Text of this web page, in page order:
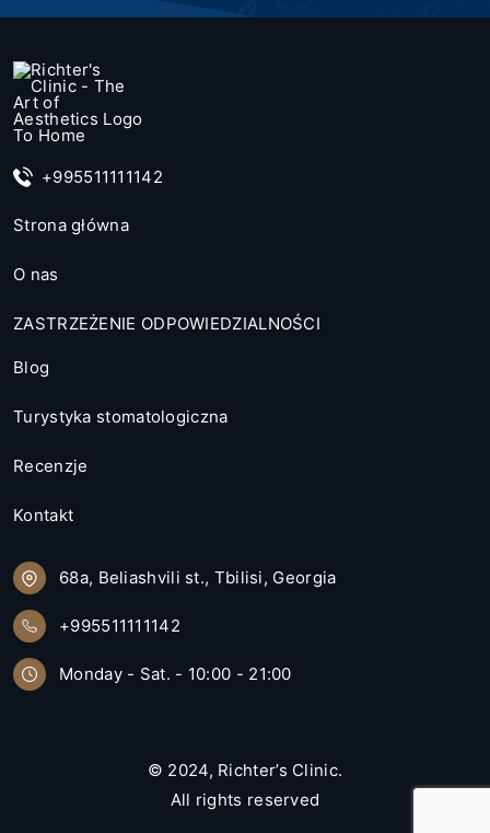
+995511111142
Strona główna
O nas
ZASTRZEŻENIE ODPOWIEDZIALNOŚCI
Blog
Turystyka stomatologiczna
Recenzje
Kontakt
68a, Beliashvili st., Tbilisi, Georgia
+995511111142
Monday - Sat. - 10:00 - 21:00
© 2024, Richter’s Clinic.
All rights reserved